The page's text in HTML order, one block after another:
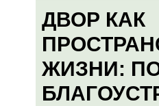
ДВОР КАК
ЖИЗНИ: